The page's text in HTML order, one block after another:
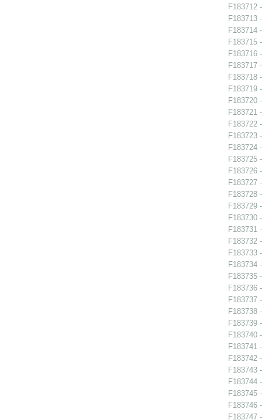
F183712
F183713
F183714
F183715
F183716
F183717
F183718
F183719
F183720
F183721
F183722
F183723
F183724
F183725
F183726
F183727
F183728
F183729
F183730
F183731
F183732
F183733
F183734
F183735
F183736
F183737
F183738
F183739
F183740
F183741
F183742
F183743
F183744
F183745
F183746
F183747